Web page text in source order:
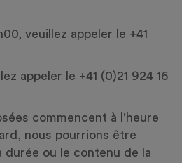
veuillez appeler le +41
appeler le +41 (0)21 924 16
commencent à l'heure
nous pourrions être
durée ou le contenu de la